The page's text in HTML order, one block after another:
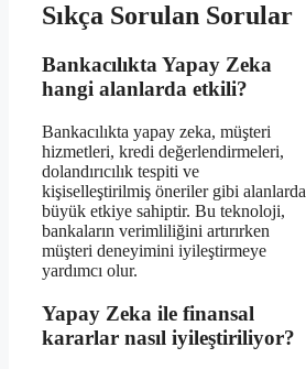
Sıkça Sorulan Sorular
Bankacılıkta Yapay Zeka
hangi alanlarda etkili?
Bankacılıkta yapay zeka, müşteri
hizmetleri, kredi değerlendirmeleri,
dolandırıcılık tespiti ve
kişiselleştirilmiş öneriler gibi alanlarda
büyük etkiye sahiptir. Bu teknoloji,
bankaların verimliliğini artırırken
müşteri deneyimini iyileştirmeye
yardımcı olur.
Yapay Zeka ile finansal
kararlar nasıl iyileştiriliyor?